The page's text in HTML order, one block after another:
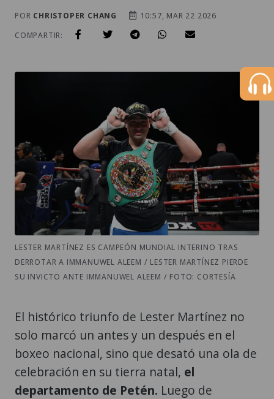
POR CHRISTOPER CHANG
10:57, MAR 22 2026
COMPARTIR:
LESTER MARTÍNEZ ES CAMPEÓN MUNDIAL INTERINO TRAS
DERROTAR A IMMANUWEL ALEEM / LESTER MARTÍNEZ PIERDE
SU INVICTO ANTE IMMANUWEL ALEEM / FOTO: CORTESÍA
El histórico triunfo de Lester Martínez no
solo marcó un antes y un después en el
boxeo nacional, sino que desató una ola de
celebración en su tierra natal, el
departamento de Petén. Luego de